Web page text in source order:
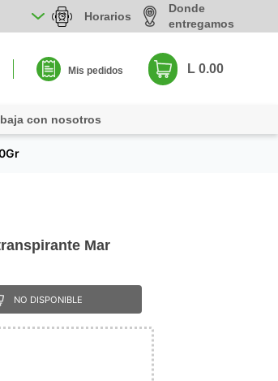
Horarios
Donde
entregamos
Mis pedidos L 0.00
con nosotros
Mar
NO DISPONIBLE